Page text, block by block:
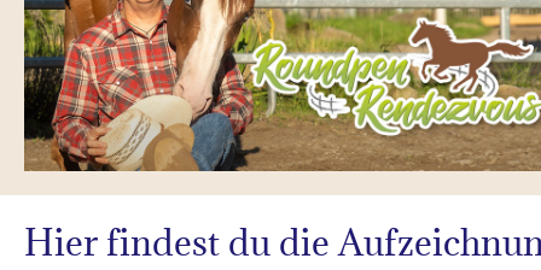
Hier findest du die